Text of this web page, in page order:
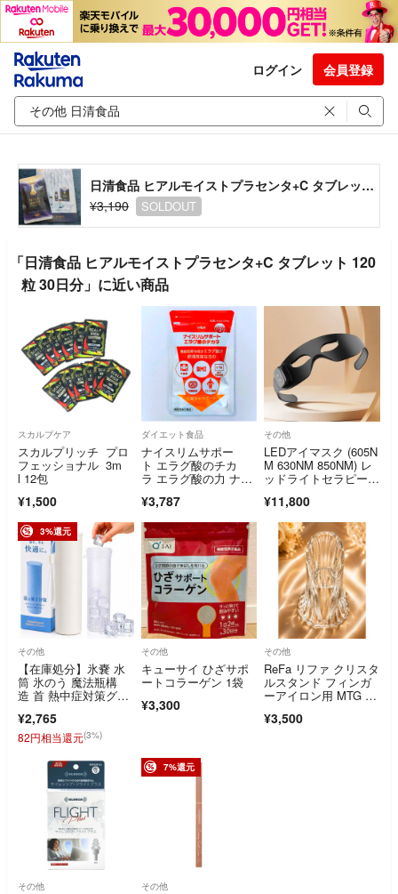
ログイン 会員登録
日清食品 ヒアルモイストプラセンタ+C タブレット 120粒 30日分
¥3,190
SOLDOUT
「日清食品 ヒアルモイストプラセンタ+C タブレット 120
粒 30日分」に近い商品
スカルプケア
スカルプリッチ プロ
フェッショナル 3m
l 12包
¥1,500
ダイエット食品
ナイスリムサポー
ト エラグ酸のチカ
ラ エラグ酸の力 ナイ
¥3,787
その他
LEDアイマスク (605N
M 630NM 850NM) レ
ッドライトセラピー E
¥11,800
3%還元
その他
【在庫処分】氷嚢 水
筒 氷のう 魔法瓶構
造 首 熱中症対策グッ
¥2,765
82円相当還元(3%)
その他
キューサイ ひざサポ
ートコラーゲン 1袋
¥3,300
その他
ReFa リファ クリスタ
ルスタンド フィンガ
ーアイロン用 MTG ク
¥3,500
その他
7%還元
その他